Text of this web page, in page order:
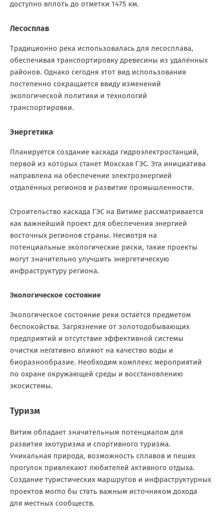
доступно вплоть до отметки 1475 км.
Лесосплав
Традиционно река использовалась для лесосплава,
обеспечивая транспортировку древесины из удалённых
районов. Однако сегодня этот вид использования
постепенно сокращается ввиду изменений
экологической политики и технологий
транспортировки.
Энергетика
Планируется создание каскада гидроэлектростанций,
первой из которых станет Мокская ГЭС. Эта инициатива
направлена на обеспечение электроэнергией
отдалённых регионов и развитие промышленности.
Строительство каскада ГЭС на Витиме рассматривается
как важнейший проект для обеспечения энергией
восточных регионов страны. Несмотря на
потенциальные экологические риски, такие проекты
могут значительно улучшить энергетическую
инфраструктуру региона.
Экологическое состояние
Экологическое состояние реки остаётся предметом
беспокойства. Загрязнение от золотодобывающих
предприятий и отсутствие эффективной системы
очистки негативно влияют на качество воды и
биоразнообразие. Необходим комплекс мероприятий
по охране окружающей среды и восстановлению
экосистемы.
Туризм
Витим обладает значительным потенциалом для
развития экотуризма и спортивного туризма.
Уникальная природа, возможность сплавов и пеших
прогулок привлекают любителей активного отдыха.
Создание туристических маршрутов и инфраструктурных
проектов могло бы стать важным источником дохода
для местных сообществ.